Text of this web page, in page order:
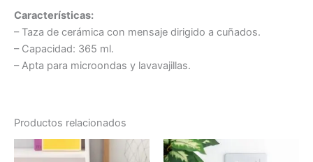
Características:
– Taza de cerámica con mensaje dirigido a cuñados.
– Capacidad: 365 ml.
– Apta para microondas y lavavajillas.
Productos relacionados